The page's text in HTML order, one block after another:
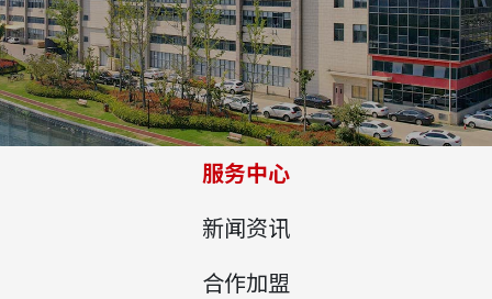
服务中心
新闻资讯
合作加盟